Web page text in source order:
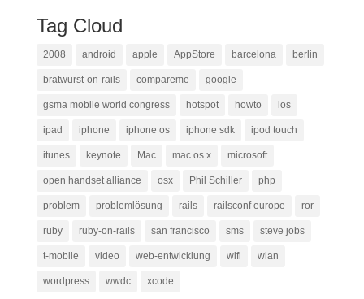
Tag Cloud
2008 android apple AppStore barcelona berlin
bratwurst-on-rails compareme google
gsma mobile world congress hotspot howto ios
ipad iphone iphone os iphone sdk ipod touch
itunes keynote Mac mac os x microsoft
open handset alliance osx Phil Schiller php
problem problemlösung rails railsconf europe ror
ruby ruby-on-rails san francisco sms steve jobs
t-mobile video web-entwicklung wifi wlan
wordpress wwdc xcode